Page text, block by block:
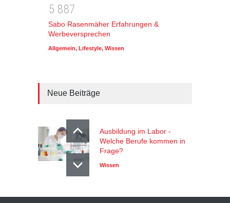
5 887
Sabo Rasenmäher Erfahrungen &
Werbeversprechen
Allgemein, Lifestyle, Wissen
Neue Beiträge
Ausbildung im Labor -
Welche Berufe kommen in
Frage?
Wissen